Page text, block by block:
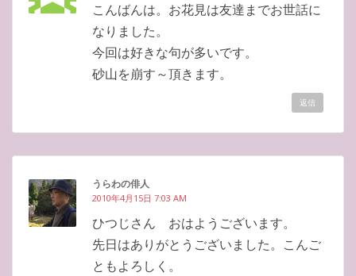
こんばんは。お花見は友達までお世話に
なりました。
今回は好きな句が多いです。
砂山を崩す～頂きます。
返信
うらわの俳人
2010年4月15日 7:03 AM
ひつじさん おはようございます。
先日はありがとうございました。こんご
ともよろしく。